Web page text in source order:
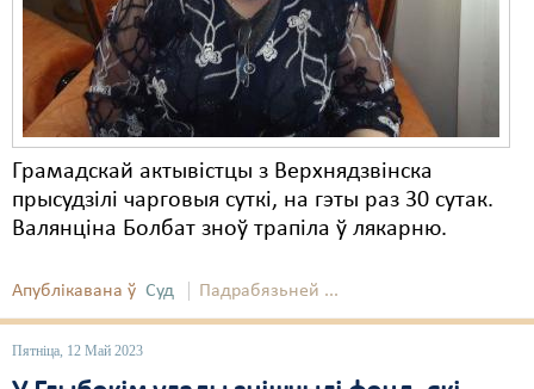
Грамадскай актывістцы з Верхнядзвінска
прысудзілі чарговыя суткі, на гэты раз 30 сутак.
Валянціна Болбат зноў трапіла ў лякарню.
Апублікавана ў Суд Падрабязьней ...
Пятніца, 12 Май 2023
Карная псыхіятрыя
КПЧ ААН
Культурныя правы
ЛПП
Мігранты
Палітвязьні
Праваабаронцы